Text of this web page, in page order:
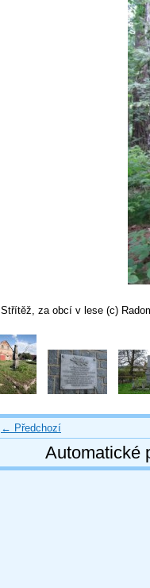
Střítěž, za obcí v lese (c)
← Předchozí
Automatické